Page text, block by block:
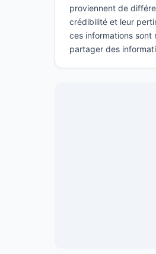
proviennent de
crédibilité et leur
ces informations sont
partager des